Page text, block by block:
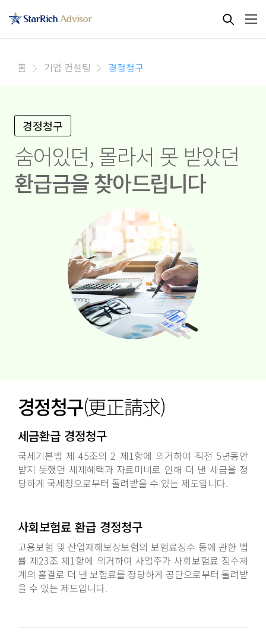
홈 기업 컨설팅 경정청구
경정청구
숨어있던, 몰라서 못 받았던
환급금을 찾아드립니다
경정청구(更正請求)
세금환급 경정청구
국세기본법 제 45조의 2 제1항에 의거하여 직전 5년동안
받지 못했던 세제혜택과 자료미비로 인해 더 낸 세금을 정
당하게 국세청으로부터 돌려받을 수 있는 제도입니다.
사회보험료 환급 경정청구
고용보험 및 산업재해보상보험의 보험료징수 등에 관한 법
률 제23조 제1항에 의거하여 사업주가 사회보험료 징수체
계의 흠결로 더 낸 보험료를 정당하게 공단으로부터 돌려받
을 수 있는 제도입니다.